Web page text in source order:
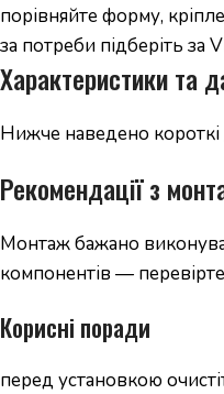
порівняйте форму,
за потреби підберіть за
Характеристики та
Нижче наведено короткі
Рекомендації з
Монтаж бажано
компонентів —
Корисні поради
перед установкою